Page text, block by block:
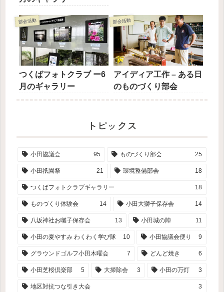
部会活動
つくばフォトクラブ ー6
月のギャラリー
部会活動
アイディア工作 – ある日
のものづくり部会
トピックス
小田協議会 95 ものづくり部会 25
小田祇園祭 21 環境整備部会 18
つくばフォトクラブギャラリー 18
ものづくり体験会 14 小田大獅子保存会 14
八坂神社お囃子保存会 13 小田城の陣 11
小田の夏やすみ わくわく学び隊 10 小田協議会便り 9
グラウンドゴルフ小田木曜会 7 どんど焼き 6
小田芝桜倶楽部 5 大掃除会 3 小田の万灯 3
地区対抗つな引き大会 3